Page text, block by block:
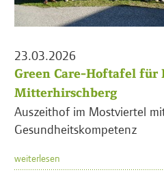
23.03.2026
Green Care-Hoftafel für
Mitterhirschberg
Auszeithof im Mostviertel
Gesundheitskompetenz
weiterlesen